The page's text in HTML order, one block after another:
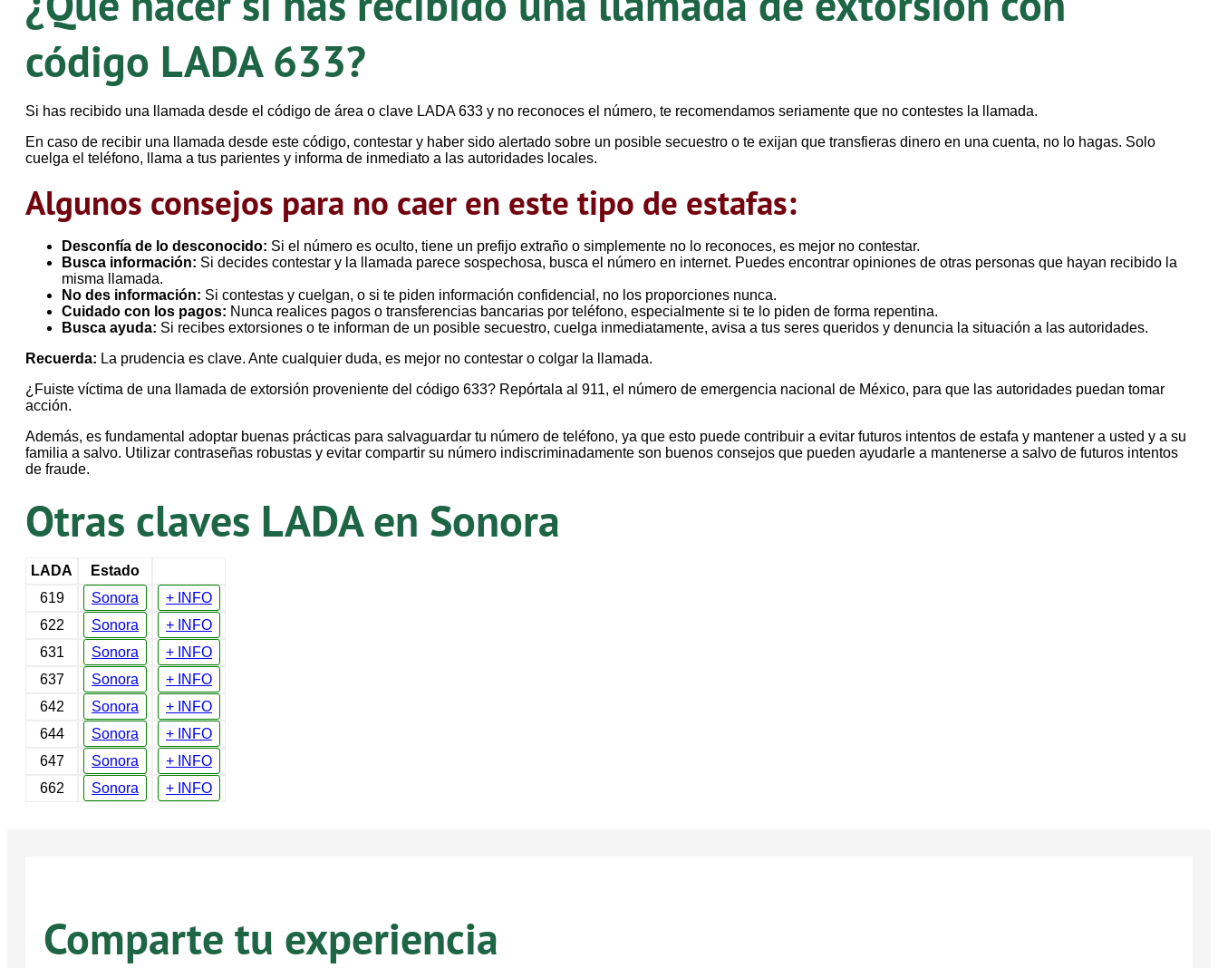
código LADA 633?
Si has recibido una llamada desde el código de área o clave LADA 633 y no reconoces el número, te recomendamos seriamente que no contestes la llamada.
En caso de recibir una llamada desde este código, contestar y haber sido alertado sobre un posible secuestro o te exijan que transfieras dinero en una cuenta, no lo hagas. Solo
cuelga el teléfono, llama a tus parientes y informa de inmediato a las autoridades locales.
Algunos consejos para no caer en este tipo de estafas:
Desconfía de lo desconocido: Si el número es oculto, tiene un prefijo extraño o simplemente no lo reconoces, es mejor no contestar.
Busca información: Si decides contestar y la llamada parece sospechosa, busca el número en internet. Puedes encontrar opiniones de otras personas que hayan recibido la
misma llamada.
No des información: Si contestas y cuelgan, o si te piden información confidencial, no los proporciones nunca.
Cuidado con los pagos: Nunca realices pagos o transferencias bancarias por teléfono, especialmente si te lo piden de forma repentina.
Busca ayuda: Si recibes extorsiones o te informan de un posible secuestro, cuelga inmediatamente, avisa a tus seres queridos y denuncia la situación a las autoridades.
Recuerda: La prudencia es clave. Ante cualquier duda, es mejor no contestar o colgar la llamada.
¿Fuiste víctima de una llamada de extorsión proveniente del código 633? Repórtala al 911, el número de emergencia nacional de México, para que las autoridades puedan tomar
acción.
Además, es fundamental adoptar buenas prácticas para salvaguardar tu número de teléfono, ya que esto puede contribuir a evitar futuros intentos de estafa y mantener a usted y a su
familia a salvo. Utilizar contraseñas robustas y evitar compartir su número indiscriminadamente son buenos consejos que pueden ayudarle a mantenerse a salvo de futuros intentos
de fraude.
Otras claves LADA en Sonora
LADA
Estado
619
Sonora
+ INFO
622
Sonora
+ INFO
631
Sonora
+ INFO
637
Sonora
+ INFO
642
Sonora
+ INFO
644
Sonora
+ INFO
647
Sonora
+ INFO
662
Sonora + INFO
Comparte tu experiencia